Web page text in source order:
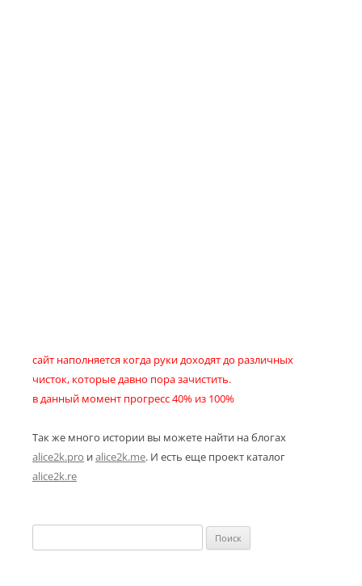
сайт наполняется когда руки доходят до различных
чисток, которые давно пора зачистить.
в данный момент прогресс 40% из 100%
Так же много истории вы можете найти на блогах
alice2k.pro иalice2k.me. И есть еще проект каталог
alice2k.re